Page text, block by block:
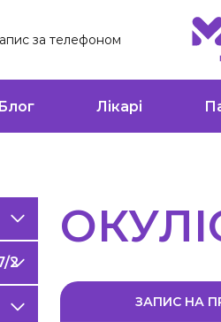
за телефоном
Блог Лікарі
2
ЗАПИС НА